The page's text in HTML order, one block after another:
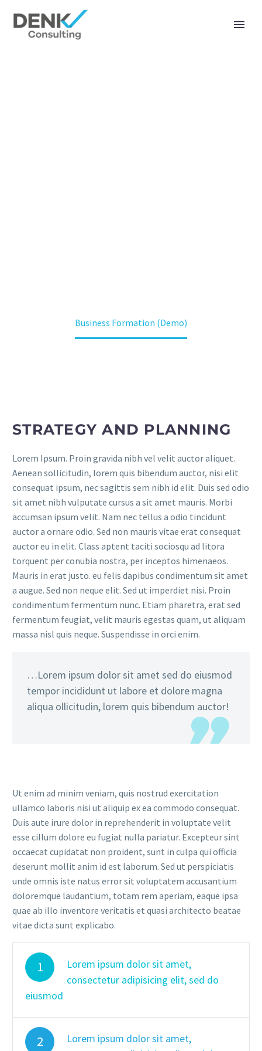
Business Formation (Demo)
STRATEGY AND PLANNING
Lorem Ipsum. Proin gravida nibh vel velit auctor aliquet.
Aenean sollicitudin, lorem quis bibendum auctor, nisi elit
consequat ipsum, nec sagittis sem nibh id elit. Duis sed odio
sit amet nibh vulputate cursus a sit amet mauris. Morbi
accumsan ipsum velit. Nam nec tellus a odio tincidunt
auctor a ornare odio. Sed non mauris vitae erat consequat
auctor eu in elit. Class aptent taciti sociosqu ad litora
torquent per conubia nostra, per inceptos himenaeos.
Mauris in erat justo. eu felis dapibus condimentum sit amet
a augue. Sed non neque elit. Sed ut imperdiet nisi. Proin
condimentum fermentum nunc. Etiam pharetra, erat sed
fermentum feugiat, velit mauris egestas quam, ut aliquam
massa nisl quis neque. Suspendisse in orci enim.
…Lorem ipsum dolor sit amet sed do eiusmod
tempor incididunt ut labore et dolore magna
aliqua ollicitudin, lorem quis bibendum auctor!
Ut enim ad minim veniam, quis nostrud exercitation
ullamco laboris nisi ut aliquip ex ea commodo consequat.
Duis aute irure dolor in reprehenderit in voluptate velit
esse cillum dolore eu fugiat nulla pariatur. Excepteur sint
occaecat cupidatat non proident, sunt in culpa qui officia
deserunt mollit anim id est laborum. Sed ut perspiciatis
unde omnis iste natus error sit voluptatem accusantium
doloremque laudantium, totam rem aperiam, eaque ipsa
quae ab illo inventore veritatis et quasi architecto beatae
vitae dicta sunt explicabo.
1
Lorem ipsum dolor sit amet,
consectetur adipisicing elit, sed do
eiusmod
2
Lorem ipsum dolor sit amet,